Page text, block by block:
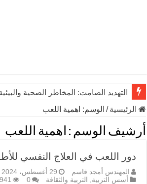
التهديد الصامت: المخاطر الصحية
الرئيسية/ الوسم: اهمية اللعب
أرشيف الوسم : اهمية اللعب
دور اللعب في العلاج النفسي
المهندس أمجد قاسم
29 أغسطس، 2024
أسس التربية, التربية والثقافة 0